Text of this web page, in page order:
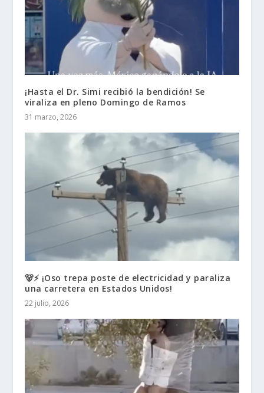
¡Hasta el Dr. Simi recibió la bendición! Se
viraliza en pleno Domingo de Ramos
31 marzo, 2026
🐻⚡ ¡Oso trepa poste de electricidad y paraliza
una carretera en Estados Unidos!
22 julio, 2026